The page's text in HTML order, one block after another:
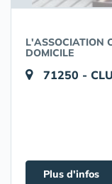
L'ASSOCIATION
DOMICILE
71250 -
Plus d'infos